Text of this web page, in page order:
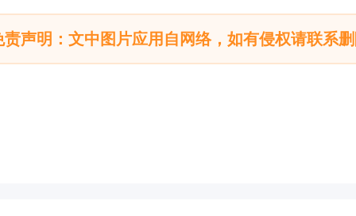
责声明：文中图片应用自网络，如有侵权请联系